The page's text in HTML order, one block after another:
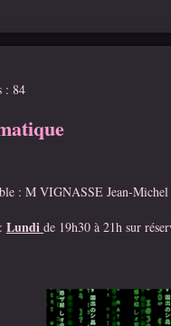
: 84
: M VIGNASSE Jean-
Lundi de 19h30 à 21h sur